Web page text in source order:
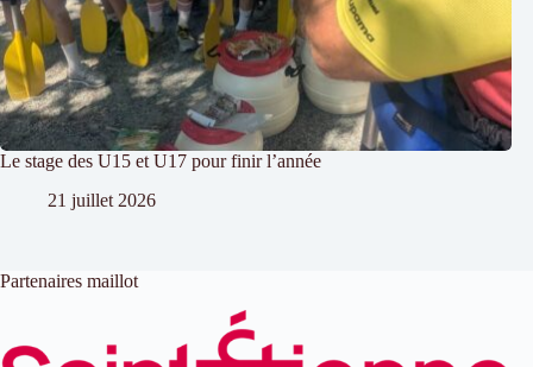
Le stage des U15 et U17 pour finir l’année
21 juillet 2026
Partenaires maillot